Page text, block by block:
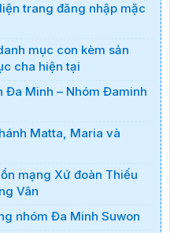
trang đăng nhập mặc
mục con kèm sản
cha hiện tại
Đa Minh – Nhóm Đaminh
Matta, Maria và
mạng Xứ đoàn Thiếu
Vân
nhóm Đa Minh Suwon